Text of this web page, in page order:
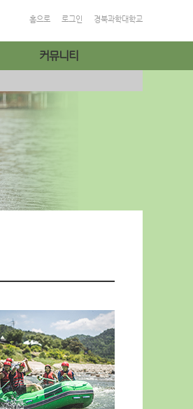
홈으로 로그인 경북과학대학교
커뮤니티